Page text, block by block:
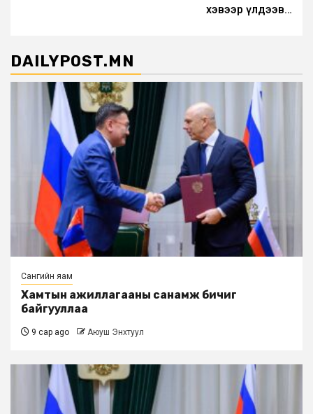
хэвээр үлдээв…
DAILYPOST.MN
Сангийн яам
Хамтын ажиллагааны санамж бичиг
байгууллаа
9 сар ago Аюуш Энхтуул